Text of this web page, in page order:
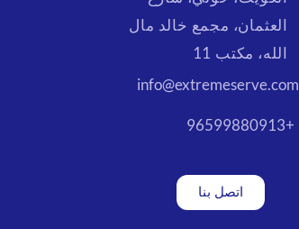
العثمان، مجمع خالد مال
الله، مكتب 11
info@extremeserve.com
+96599880913
اتصل بنا